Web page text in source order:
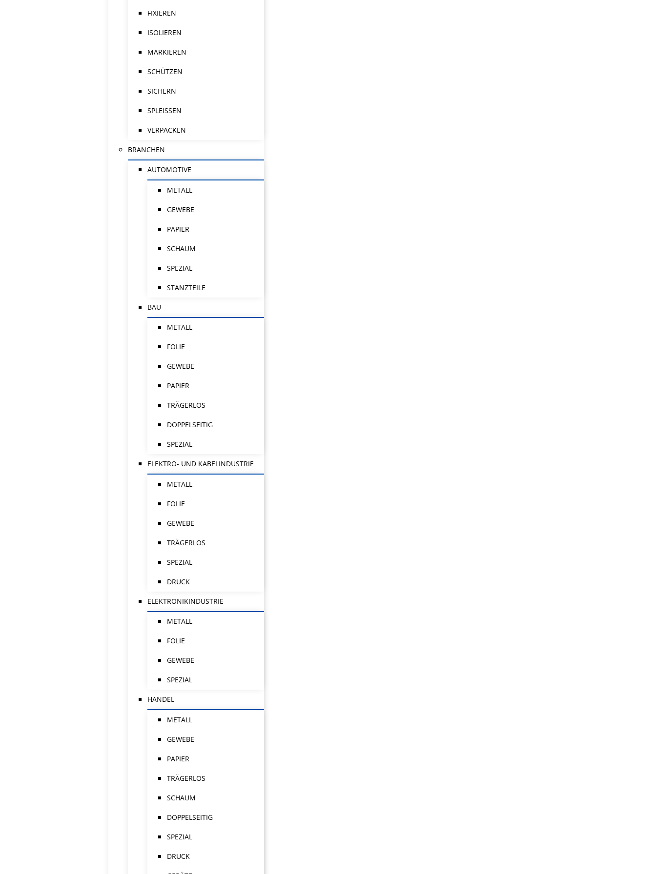
FIXIEREN
ISOLIEREN
MARKIEREN
SCHÜTZEN
SICHERN
SPLEISSEN
VERPACKEN
BRANCHEN
AUTOMOTIVE
METALL
GEWEBE
PAPIER
SCHAUM
SPEZIAL
STANZTEILE
BAU
METALL
FOLIE
GEWEBE
PAPIER
TRÄGERLOS
DOPPELSEITIG
SPEZIAL
ELEKTRO- UND KABELINDUSTRIE
METALL
FOLIE
GEWEBE
TRÄGERLOS
SPEZIAL
DRUCK
ELEKTRONIKINDUSTRIE
METALL
FOLIE
GEWEBE
SPEZIAL
HANDEL
METALL
GEWEBE
PAPIER
TRÄGERLOS
SCHAUM
DOPPELSEITIG
SPEZIAL
DRUCK